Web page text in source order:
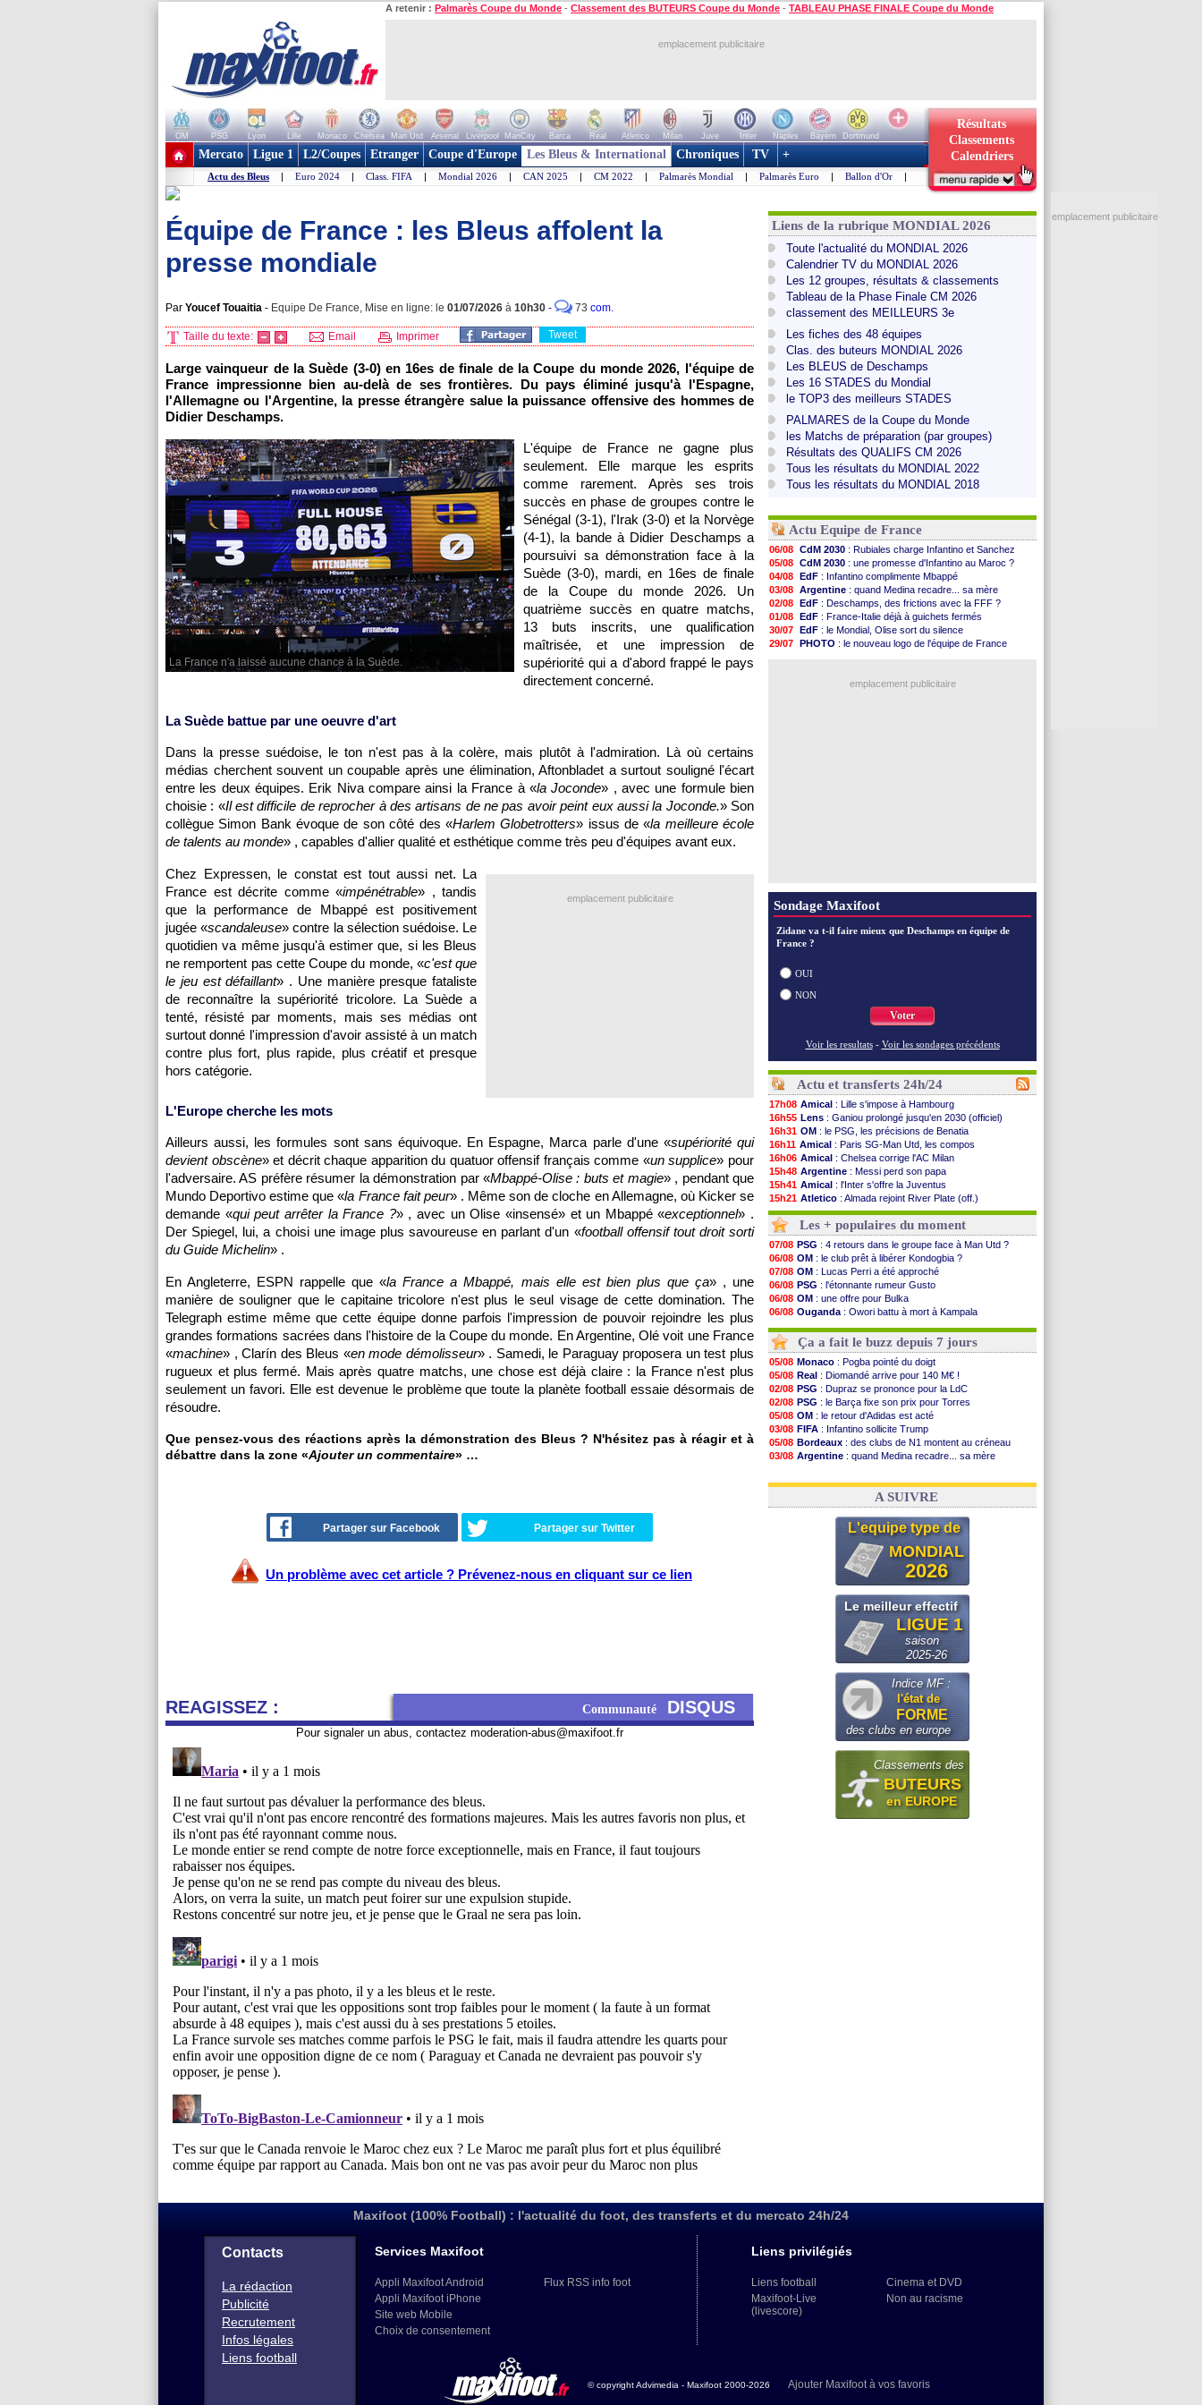
A retenir : Palmarès Coupe du Monde - Classement des BUTEURS Coupe du Monde - TABLEAU PHASE FINALE Coupe du Monde
emplacement publicitaire
OM PSG Lyon Lille Monaco Chelsea Man Utd Arsenal Liverpool ManCity Barca Real Atletico Milan Juve Inter Naples Bayern
Dortmund
+ de clubs
Résultats
Classements
Calendriers
Mercato Ligue 1 L2/Coupes Etranger Coupe d'Europe Les Bleus & International Chroniques TV +
Actu des Bleus | Euro 2024 | Class. FIFA | Mondial 2026 | CAN 2025 | CM 2022 | Palmarès Mondial | Palmarès Euro | Ballon d'Or |
Équipe de France : les Bleus affolent la
presse mondiale
Par Youcef Touaitia - Equipe De France, Mise en ligne: le 01/07/2026 à 10h30 - 73 com.
Taille du texte: Email Imprimer Tweet
Large vainqueur de la Suède (3-0) en 16es de finale de la Coupe du monde 2026, l'équipe de
France impressionne bien au-delà de ses frontières. Du pays éliminé jusqu'à l'Espagne,
l'Allemagne ou l'Argentine, la presse étrangère salue la puissance offensive des hommes de
Didier Deschamps.
La France n'a laissé aucune chance à la Suède.
L'équipe de France ne gagne plus
seulement. Elle marque les esprits
comme rarement. Après ses trois
succès en phase de groupes contre le
Sénégal (3-1), l'Irak (3-0) et la Norvège
(4-1), la bande à Didier Deschamps a
poursuivi sa démonstration face à la
Suède (3-0), mardi, en 16es de finale
de la Coupe du monde 2026. Un
quatrième succès en quatre matchs,
13 buts inscrits, une qualification
maîtrisée, et une impression de
supériorité qui a d'abord frappé le pays
directement concerné.
La Suède battue par une oeuvre d'art
Dans la presse suédoise, le ton n'est pas à la colère, mais plutôt à l'admiration. Là où certains
médias cherchent souvent un coupable après une élimination, Aftonbladet a surtout souligné l'écart
entre les deux équipes. Erik Niva compare ainsi la France à «la Joconde» , avec une formule bien
choisie : «Il est difficile de reprocher à des artisans de ne pas avoir peint eux aussi la Joconde.» Son
collègue Simon Bank évoque de son côté des «Harlem Globetrotters» issus de «la meilleure école
de talents au monde» , capables d'allier qualité et esthétique comme très peu d'équipes avant eux.
emplacement publicitaire
Chez Expressen, le constat est tout aussi net. La
France est décrite comme «impénétrable» , tandis
que la performance de Mbappé est positivement
jugée «scandaleuse» contre la sélection suédoise. Le
quotidien va même jusqu'à estimer que, si les Bleus
ne remportent pas cette Coupe du monde, «c'est que
le jeu est défaillant» . Une manière presque fataliste
de reconnaître la supériorité tricolore. La Suède a
tenté, résisté par moments, mais ses médias ont
surtout donné l'impression d'avoir assisté à un match
contre plus fort, plus rapide, plus créatif et presque
hors catégorie.
L'Europe cherche les mots
Ailleurs aussi, les formules sont sans équivoque. En Espagne, Marca parle d'une «supériorité qui
devient obscène» et décrit chaque apparition du quatuor offensif français comme «un supplice» pour
l'adversaire. AS préfère résumer la démonstration par «Mbappé-Olise : buts et magie» , pendant que
Mundo Deportivo estime que «la France fait peur» . Même son de cloche en Allemagne, où Kicker se
demande «qui peut arrêter la France ?» , avec un Olise «insensé» et un Mbappé «exceptionnel» .
Der Spiegel, lui, a choisi une image plus savoureuse en parlant d'un «football offensif tout droit sorti
du Guide Michelin» .
En Angleterre, ESPN rappelle que «la France a Mbappé, mais elle est bien plus que ça» , une
manière de souligner que le capitaine tricolore n'est plus le seul visage de cette domination. The
Telegraph estime même que cette équipe donne parfois l'impression de pouvoir rejoindre les plus
grandes formations sacrées dans l'histoire de la Coupe du monde. En Argentine, Olé voit une France
«machine» , Clarín des Bleus «en mode démolisseur» . Samedi, le Paraguay proposera un test plus
rugueux et plus fermé. Mais après quatre matchs, une chose est déjà claire : la France n'est plus
seulement un favori. Elle est devenue le problème que toute la planète football essaie désormais de
résoudre.
Que pensez-vous des réactions après la démonstration des Bleus ? N'hésitez pas à réagir et à
débattre dans la zone «Ajouter un commentaire» …
Partager sur Facebook Partager sur Twitter
Un problème avec cet article ? Prévenez-nous en cliquant sur ce lien
REAGISSEZ : Communauté DISQUS
Pour signaler un abus, contactez moderation-abus@maxifoot.fr
Liens de la rubrique MONDIAL 2026
Toute l'actualité du MONDIAL 2026
Calendrier TV du MONDIAL 2026
Les 12 groupes, résultats & classements
Tableau de la Phase Finale CM 2026
classement des MEILLEURS 3e
Les fiches des 48 équipes
Clas. des buteurs MONDIAL 2026
Les BLEUS de Deschamps
Les 16 STADES du Mondial
le TOP3 des meilleurs STADES
PALMARES de la Coupe du Monde
les Matchs de préparation (par groupes)
Résultats des QUALIFS CM 2026
Tous les résultats du MONDIAL 2022
Tous les résultats du MONDIAL 2018
Actu Equipe de France
06/08 CdM 2030 : Rubiales charge Infantino et Sanchez
05/08 CdM 2030 : une promesse d'Infantino au Maroc ?
04/08 EdF : Infantino complimente Mbappé
03/08 Argentine : quand Medina recadre... sa mère
02/08 EdF : Deschamps, des frictions avec la FFF ?
01/08 EdF : France-Italie déjà à guichets fermés
30/07 EdF : le Mondial, Olise sort du silence
29/07 PHOTO : le nouveau logo de l'équipe de France
: Zidane pense déjà à un retour de Mendy
emplacement publicitaire
Sondage Maxifoot
Zidane va t-il faire mieux que Deschamps en équipe de
France ?
OUI
NON
Voter
Voir les resultats - Voir les sondages précédents
Actu et transferts 24h/24
17h08 Amical : Lille s'impose à Hambourg
16h55 Lens : Ganiou prolongé jusqu'en 2030 (officiel)
16h31 OM : le PSG, les précisions de Benatia
16h11 Amical : Paris SG-Man Utd, les compos
16h06 Amical : Chelsea corrige l'AC Milan
15h48 Argentine : Messi perd son papa
15h41 Amical : l'Inter s'offre la Juventus
15h21 Atletico : Almada rejoint River Plate (off.)
15h14 Monaco: Camara a la cote en Angleterre
14h59
Amical : encore une défaite pour Strasbourg
14h43 OM: la piste Goore en attaque
14h14
PSG : ça négocie avec le Barça pour Torres
13h59
Amical: Rennes s'incline contre Brentford
13h55
Arsenal: c'est signé pour Guimaraes (officiel)
13h48
Amical: Le Mans concède un nul
13h30
Real: Mourinho durcit les règles
12h49
Amical: Toulouse s'incline lourdement
12h22 OM: Benatia et la "médiocrité" dans le club
12h00
Newcastle : Guimarães, le club se défend
11h46 L2: la 1ère journée à suivre en DIRECT !
11h20 PSG : une deuxième offre pour Suzuki
10h49
PSG : le groupe pour le match face à Man Utd
10h32
OM : le jour où tout a basculé pour Benatia
10h10
Heracles: Reine-Adélaïde, le sort s'acharne...
Voir les brèves précédentes
Les + populaires du moment
07/08 PSG : 4 retours dans le groupe face à Man Utd ?
06/08 OM : le club prêt à libérer Kondogbia ?
07/08 OM : Lucas Perri a été approché
06/08 PSG : l'étonnante rumeur Gusto
06/08 OM : une offre pour Bulka
06/08 Ouganda : Owori battu à mort à Kampala
07/08
PSG: Liverpool va proposer 115 M€ pour Barcola
Ça a fait le buzz depuis 7 jours
05/08 Monaco : Pogba pointé du doigt
05/08 Real : Diomandé arrive pour 140 M€ !
02/08 PSG : Dupraz se prononce pour la LdC
02/08 PSG : le Barça fixe son prix pour Torres
05/08 OM : le retour d'Adidas est acté
03/08 FIFA : Infantino sollicite Trump
05/08 Bordeaux : des clubs de N1 montent au créneau
03/08 Argentine : quand Medina recadre... sa mère
03/08 OM: Paixão attire un 2e club anglais
A SUIVRE
L'equipe type de
MONDIAL
2026
Le meilleur effectif
LIGUE 1
saison
2025-26
Indice MF :
l'état de
FORME
des clubs en europe
Classements des
BUTEURS
en EUROPE
emplacement publicitaire
Maxifoot (100% Football) : l'actualité du foot, des transferts et du mercato 24h/24
Contacts
La rédaction
Publicité
Recrutement
Infos légales
Liens football
Services Maxifoot
Appli Maxifoot Android
Appli Maxifoot iPhone
Site web Mobile
Choix de consentement
Flux RSS info foot
Liens privilégiés
Liens football
Maxifoot-Live
(livescore)
Cinema et DVD
Non au racisme
© copyright Advimedia - Maxifoot 2000-2026 Ajouter Maxifoot à vos favoris